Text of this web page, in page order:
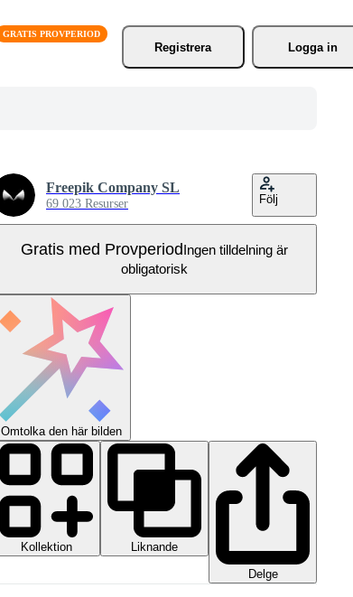
Registrera
Logga in
Freepik Company SL
69 023 Resurser Följ
Gratis med ProvperiodIngen tilldelning är
obligatorisk
Omtolka den här bilden
Kollektion
Liknande
Delge